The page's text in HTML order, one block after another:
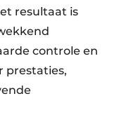
resultaat is
controle en
prestaties,